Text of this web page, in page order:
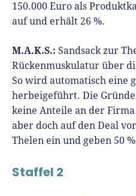
150.000 Euro als
auf und erhält 26 %.
M.A.K.S.: Sandsack zur
Rückenmuskulatur über
So wird automatisch eine
herbeigeführt. Die
keine Anteile an der Firma
aber doch auf den Deal
Thelen ein und geben 50
Staffel 2